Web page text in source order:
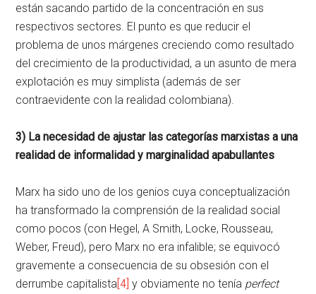
están sacando partido de la concentración en sus
respectivos sectores. El punto es que reducir el
problema de unos márgenes creciendo como resultado
del crecimiento de la productividad, a un asunto de mera
explotación es muy simplista (además de ser
contraevidente con la realidad colombiana).
3) La necesidad de ajustar las categorías marxistas a una
realidad de informalidad y marginalidad apabullantes
Marx ha sido uno de los genios cuya conceptualización
ha transformado la comprensión de la realidad social
como pocos (con Hegel, A Smith, Locke, Rousseau,
Weber, Freud), pero Marx no era infalible; se equivocó
gravemente a consecuencia de su obsesión con el
derrumbe capitalista[4] y obviamente no tenía perfect